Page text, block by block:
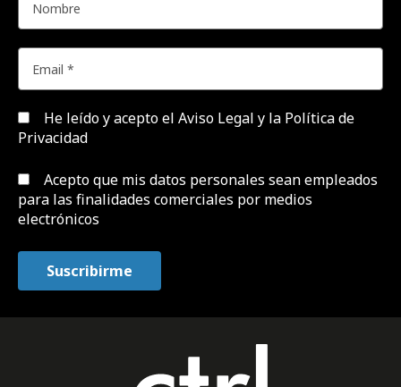
He leído y acepto el Aviso Legal y la Política de
Privacidad
Acepto que mis datos personales sean empleados
para las finalidades comerciales por medios
electrónicos